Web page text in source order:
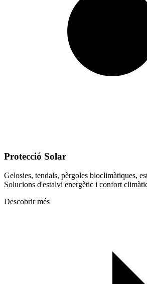
Protecció Solar
Gelosies, tendals, pèrgoles bioclimàtiques,
Solucions d'estalvi energètic i confort
Descobrir més